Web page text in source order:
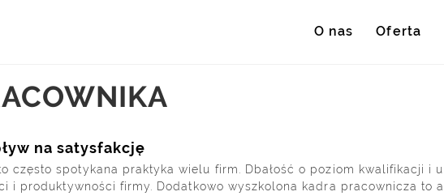
O nas Oferta
na satysfakcję
często spotykana praktyka wielu firm. Dbałość o poziom kwalifikacji i
i produktywności firmy. Dodatkowo wyszkolona kadra pracownicza to